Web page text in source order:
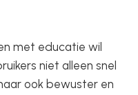
met educatie wil
niet alleen snel
ook bewuster en